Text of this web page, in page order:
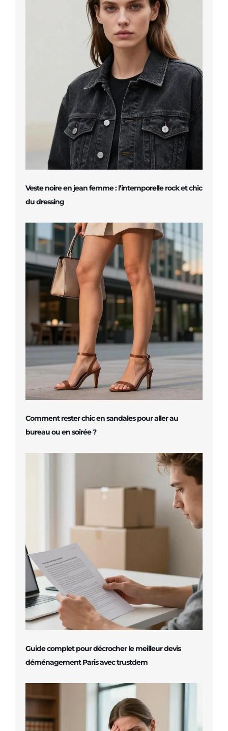
Veste noire en jean femme : l’intemporelle rock et chic
du dressing
Comment rester chic en sandales pour aller au
bureau ou en soirée ?
Guide complet pour décrocher le meilleur devis
déménagement Paris avec trustdem